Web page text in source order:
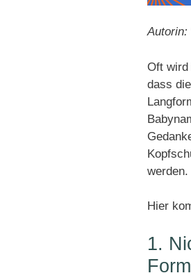
Autorin:
Oft wird
dass
werden.
Hier
1.